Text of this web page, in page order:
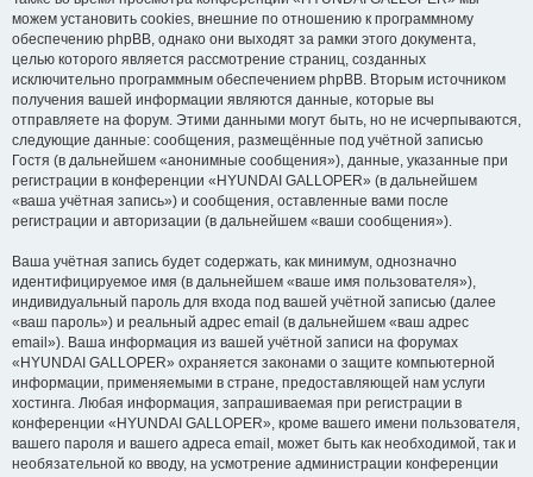
можем установить cookies, внешние по отношению к программному
обеспечению phpBB, однако они выходят за рамки этого документа,
целью которого является рассмотрение страниц, созданных
исключительно программным обеспечением phpBB. Вторым источником
получения вашей информации являются данные, которые вы
отправляете на форум. Этими данными могут быть, но не исчерпываются,
следующие данные: сообщения, размещённые под учётной записью
Гостя (в дальнейшем «анонимные сообщения»), данные, указанные при
регистрации в конференции «HYUNDAI GALLOPER» (в дальнейшем
«ваша учётная запись») и сообщения, оставленные вами после
регистрации и авторизации (в дальнейшем «ваши сообщения»).
Ваша учётная запись будет содержать, как минимум, однозначно
идентифицируемое имя (в дальнейшем «ваше имя пользователя»),
индивидуальный пароль для входа под вашей учётной записью (далее
«ваш пароль») и реальный адрес email (в дальнейшем «ваш адрес
email»). Ваша информация из вашей учётной записи на форумах
«HYUNDAI GALLOPER» охраняется законами о защите компьютерной
информации, применяемыми в стране, предоставляющей нам услуги
хостинга. Любая информация, запрашиваемая при регистрации в
конференции «HYUNDAI GALLOPER», кроме вашего имени пользователя,
вашего пароля и вашего адреса email, может быть как необходимой, так и
необязательной ко вводу, на усмотрение администрации конференции